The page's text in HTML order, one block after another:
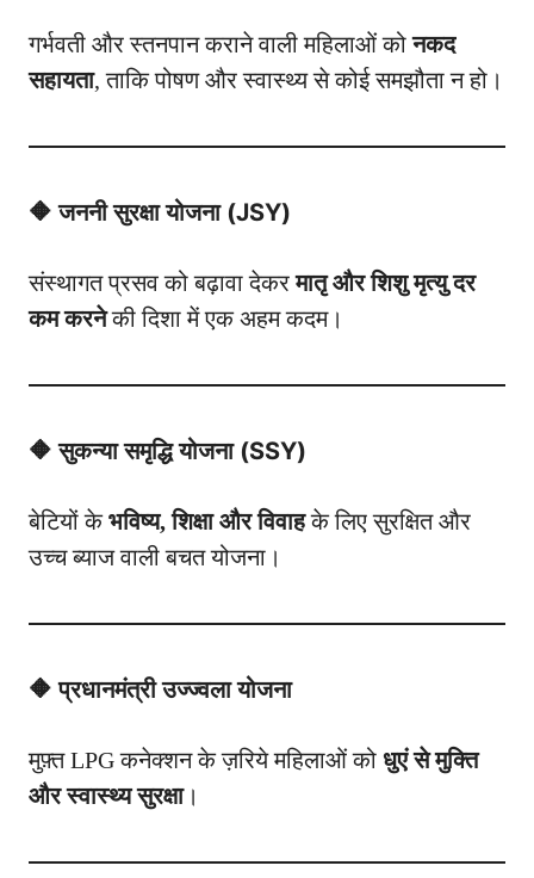
गर्भवती और स्तनपान कराने वाली महिलाओं कोनकद
सहायता, ताकि पोषण और स्वास्थ्य से कोई समझौता न हो।
🔶 जननी सुरक्षा योजना (JSY)
संस्थागत प्रसव को बढ़ावा देकरमातृ और शिशु मृत्यु दर
कम करनेकी दिशा में एक अहम कदम।
🔶 सुकन्या समृद्धि योजना (SSY)
बेटियों केभविष्य, शिक्षा और विवाहके लिए सुरक्षित और
उच्च ब्याज वाली बचत योजना।
🔶 प्रधानमंत्री उज्ज्वला योजना
मुफ़्त LPG कनेक्शन के ज़रिये महिलाओं को धुएं से मुक्ति
और स्वास्थ्य सुरक्षा।